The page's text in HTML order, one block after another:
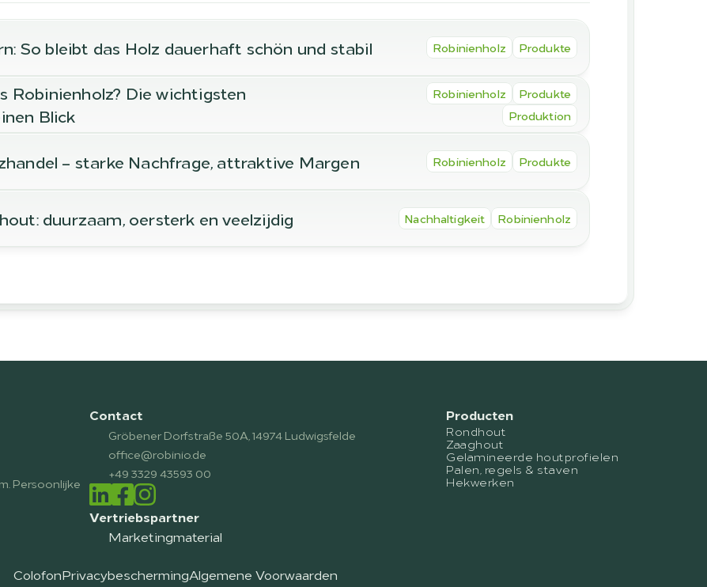
So bleibt das Holz dauerhaft schön und stabil Robinienholz Produkte
Robinienholz? Die wichtigsten
Blick
Robinienholz
Produkte
Produktion
– starke Nachfrage, attraktive Margen Robinienholz Produkte
duurzaam, oersterk en veelzijdig Nachhaltigkeit Robinienholz
Persoonlijke
Contact
Gröbener Dorfstraße 50A, 14974 Ludwigsfelde
office@robinio.de
+49 3329 43593 00
Vertriebspartner
Marketingmaterial
Producten
Rondhout
Zaaghout
Gelamineerde houtprofielen
Palen, regels & staven
Hekwerken
ColofonPrivacybeschermingAlgemene Voorwaarden